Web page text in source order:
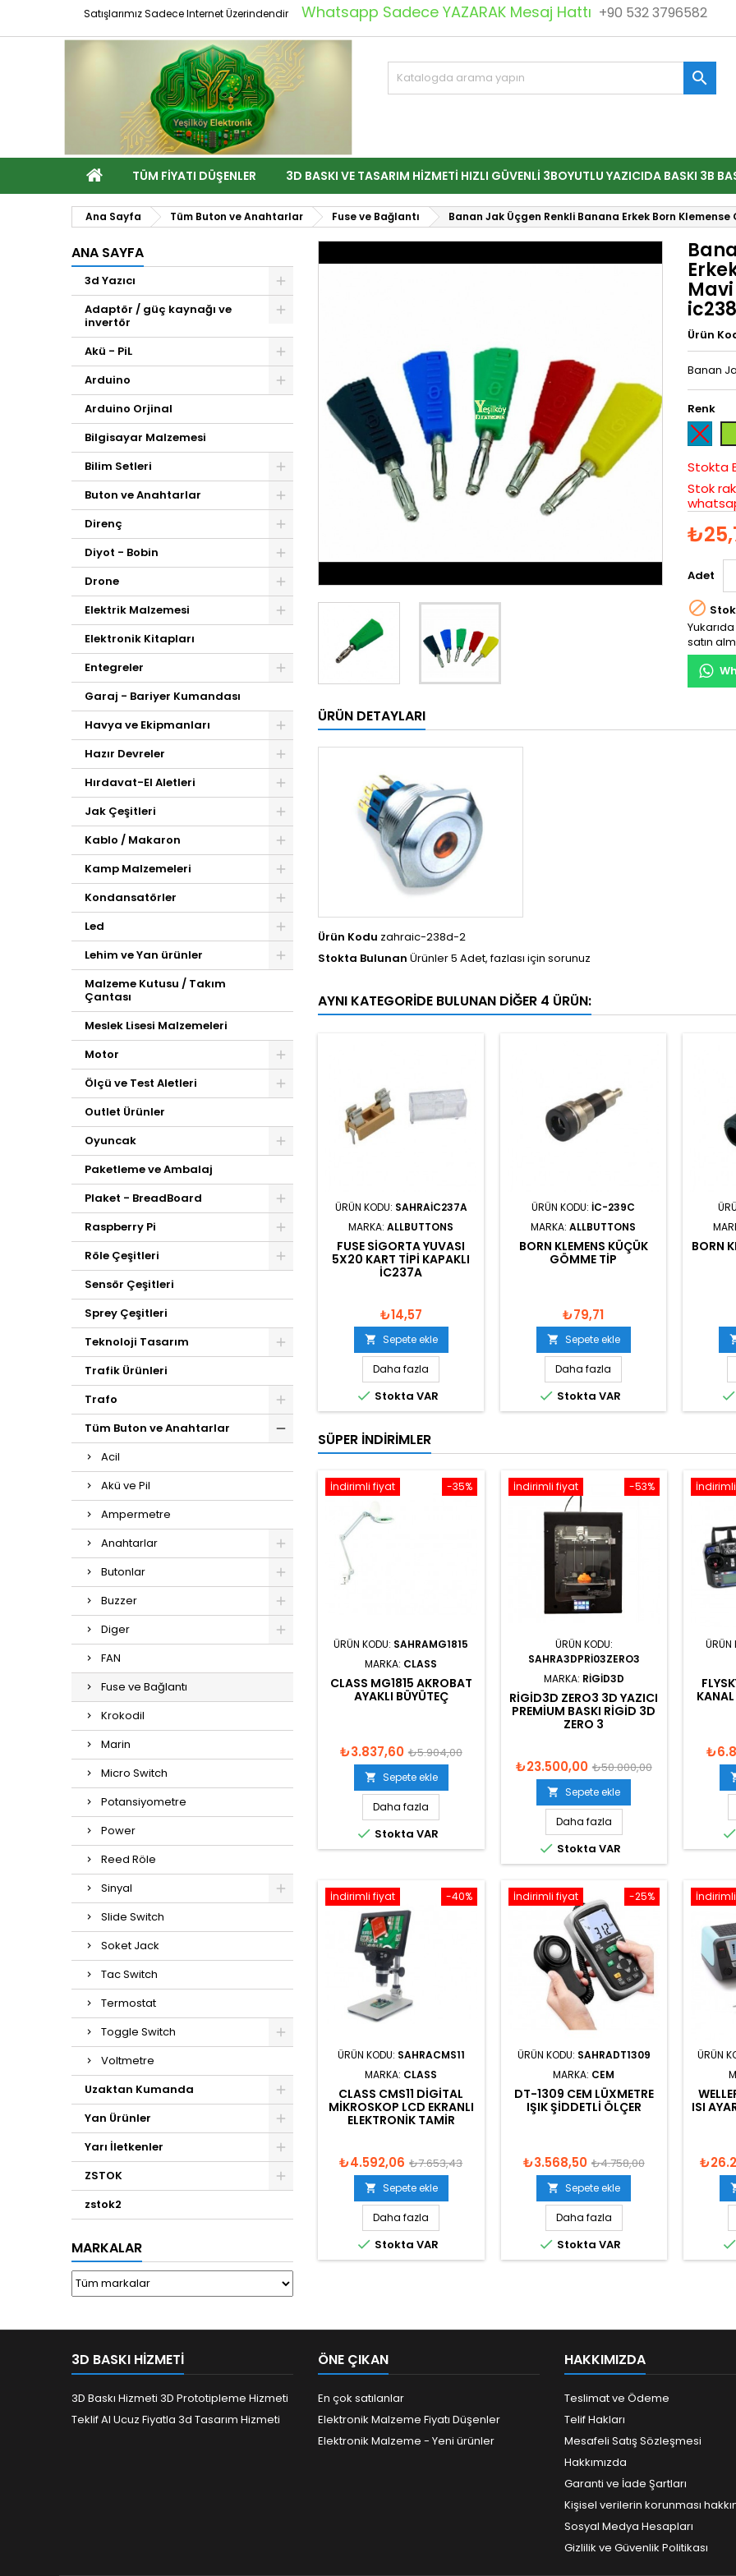
Satışlarımız Sadece Internet Üzerindendir Whatsapp Sadece YAZARAK Mesaj Hattı +90 532 3796582

TÜM FIYATI DÜŞENLER 3D BASKI VE TASARIM HIZMETI HIZLI GÜVENLI 3BOYUTLU YAZICIDA BASKI 3B
Ana Sayfa Tüm Buton ve Anahtarlar Fuse ve Bağlantı Banan Jak Üçgen Renkli Banana Erkek Born Klemense
ANA SAYFA
3d Yazıcı
Adaptör / güç kaynağı ve
invertör
Akü - PiL
Arduino
Arduino Orjinal
Bilgisayar Malzemesi
Bilim Setleri
Buton ve Anahtarlar
Direnç
Diyot - Bobin
Drone
Elektrik Malzemesi
Elektronik Kitapları
Entegreler
Garaj - Bariyer Kumandası
Havya ve Ekipmanları
Hazır Devreler
Hırdavat-El Aletleri
Jak Çeşitleri
Kablo / Makaron
Kamp Malzemeleri
Kondansatörler
Led
Lehim ve Yan ürünler
Malzeme Kutusu / Takım
Çantası
Meslek Lisesi Malzemeleri
Motor
Ölçü ve Test Aletleri
Outlet Ürünler
Oyuncak
Paketleme ve Ambalaj
Plaket - BreadBoard
Raspberry Pi
Röle Çeşitleri
Sensör Çeşitleri
Sprey Çeşitleri
Teknoloji Tasarım
Trafik Ürünleri
Trafo
Tüm Buton ve Anahtarlar
Acil
Akü ve Pil
Ampermetre
Anahtarlar
Butonlar
Buzzer
Diger
FAN
Fuse ve Bağlantı
Krokodil
Marin
Micro Switch
Potansiyometre
Power
Reed Röle
Sinyal
Slide Switch
Soket Jack
Tac Switch
Termostat
Toggle Switch
Voltmetre
Uzaktan Kumanda
Yan Ürünler
Yarı İletkenler
ZSTOK
zstok2
MARKALAR
Ürün
Banan
Renk
Mavi
Stokta
Stok
Adet

satın
ÜRÜN DETAYLARI
Ürün Kodu zahraic-238d-2
Stokta Bulunan Ürünler 5 Adet, fazlası için sorunuz
AYNI KATEGORIDE BULUNAN DIĞER 4 ÜRÜN:
ÜRÜN KODU: SAHRAIC237A
MARKA: ALLBUTTONS
FUSE SIGORTA YUVASI
5X20 KART TIPI KAPAKLI
IC237A
₺14,57
 Sepete ekle
Daha fazla
 Stokta VAR
ÜRÜN KODU: IC-239C
MARKA: ALLBUTTONS
BORN KLEMENS KÜÇÜK
GÖMME TIP
₺79,71
 Sepete ekle
Daha fazla
 Stokta VAR
BORN

SÜPER İNDIRIMLER
-35%
İndirimli fiyat
ÜRÜN KODU: SAHRAMG1815
MARKA: CLASS
CLASS MG1815 AKROBAT
AYAKLI BÜYÜTEÇ
₺3.837,60 ₺5.904,00
 Sepete ekle
Daha fazla
 Stokta VAR
-53%
İndirimli fiyat
ÜRÜN KODU:
SAHRA3DPRI03ZERO3
MARKA: RIGID3D
RIGID3D ZERO3 3D YAZICI
PREMIUM BASKI RIGID 3D
ZERO 3
₺23.500,00 ₺50.000,00
 Sepete ekle
Daha fazla
 Stokta VAR
ÜRÜN
-40%
İndirimli fiyat
ÜRÜN KODU: SAHRACMS11
MARKA: CLASS
CLASS CMS11 DIGITAL
MIKROSKOP LCD EKRANLI
ELEKTRONIK TAMIR
₺4.592,06 ₺7.653,43
 Sepete ekle
Daha fazla
 Stokta VAR
-25%
İndirimli fiyat
ÜRÜN KODU: SAHRADT1309
MARKA: CEM
DT-1309 CEM LÜXMETRE
IŞIK ŞIDDETLI ÖLÇER
₺3.568,50 ₺4.758,00
 Sepete ekle
Daha fazla
 Stokta VAR
ÜRÜN
ISI
3D BASKI HIZMETI
3D Baskı Hizmeti 3D Prototipleme Hizmeti
Teklif Al Ucuz Fiyatla 3d Tasarım Hizmeti
ÖNE ÇIKAN
En çok satılanlar
Elektronik Malzeme Fiyatı Düşenler
Elektronik Malzeme - Yeni ürünler
HAKKIMIZDA
Teslimat ve Ödeme
Telif Hakları
Mesafeli Satış Sözleşmesi
Hakkımızda
Garanti ve İade Şartları
Kişisel verilerin korunması
Sosyal Medya Hesapları
Gizlilik ve Güvenlik Politikası